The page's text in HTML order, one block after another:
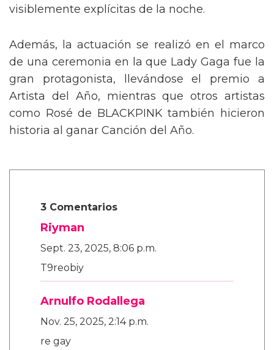
visiblemente explícitas de la noche.
Además, la actuación se realizó en el marco
de una ceremonia en la que Lady Gaga fue la
gran protagonista, llevándose el premio a
Artista del Año, mientras que otros artistas
como Rosé de BLACKPINK también hicieron
historia al ganar Canción del Año.
3 Comentarios
Riyman
Sept. 23, 2025, 8:06 p.m.
T9reobiy
Arnulfo Rodallega
Nov. 25, 2025, 2:14 p.m.
re gay